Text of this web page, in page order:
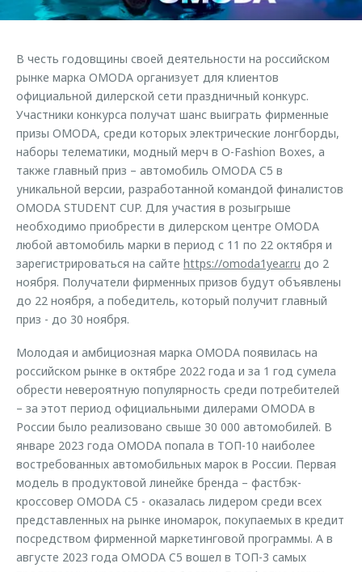
Страхование
Аксессуары
Одежда и сувениры
Оригинальные аксессуары
Запчасти
Трейд-ин
Калькулятор трейд-ин
Клиентская поддержка
Клуб владельцев OMODA
Приложение O&J
Аксессуары
Одежда и сувениры
Оригинальные аксессуары
Запчасти
Обратная связь
В честь годовщины своей деятельности на российском
рынке марка OMODA организует для клиентов
официальной дилерской сети праздничный конкурс.
Участники конкурса получат шанс выиграть фирменные
призы OMODA, среди которых электрические лонгборды,
наборы телематики, модный мерч в O-Fashion Boxes, а
также главный приз – автомобиль OMODA C5 в
уникальной версии, разработанной командой финалистов
OMODA STUDENT CUP. Для участия в розыгрыше
необходимо приобрести в дилерском центре OMODA
любой автомобиль марки в период с 11 по 22 октября и
зарегистрироваться на сайте https://omoda1year.ru до 2
ноября. Получатели фирменных призов будут объявлены
до 22 ноября, а победитель, который получит главный
приз - до 30 ноября.
Молодая и амбициозная марка OMODA появилась на
российском рынке в октябре 2022 года и за 1 год сумела
обрести невероятную популярность среди потребителей
– за этот период официальными дилерами OMODA в
России было реализовано свыше 30 000 автомобилей. В
январе 2023 года OMODA попала в ТОП-10 наиболее
востребованных автомобильных марок в России. Первая
модель в продуктовой линейке бренда – фастбэк-
кроссовер OMODA C5 - оказалась лидером среди всех
представленных на рынке иномарок, покупаемых в кредит
посредством фирменной маркетинговой программы. А в
августе 2023 года OMODA C5 вошел в ТОП-3 самых